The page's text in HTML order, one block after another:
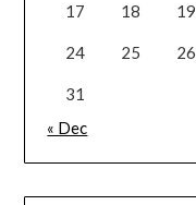
17 18 19
24 25 26
31
« Dec